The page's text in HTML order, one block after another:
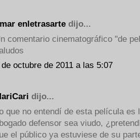
enletrasarte dijo...
comentario cinematográfico "de
octubre de 2011 a las 5:07
dijo...
que no entendí de esta película es
defensor sea viudo,
el público ya estuviese de su